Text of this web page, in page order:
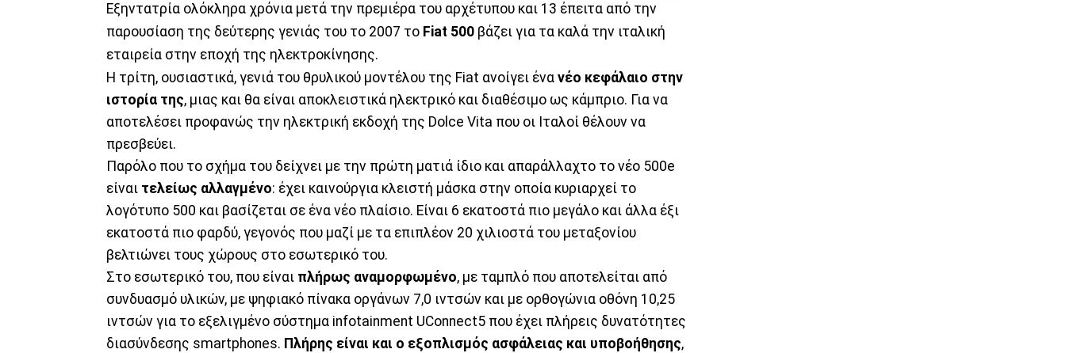
Εξηντατρία ολόκληρα χρόνια μετά την πρεμιέρα του αρχέτυπου και 13 έπειτα από την
παρουσίαση της δεύτερης γενιάς του το 2007 το Fiat 500 βάζει για τα καλά την ιταλική
εταιρεία στην εποχή της ηλεκτροκίνησης.
Η τρίτη, ουσιαστικά, γενιά του θρυλικού μοντέλου της Fiat ανοίγει ένα νέο κεφάλαιο στην
ιστορία της, μιας και θα είναι αποκλειστικά ηλεκτρικό και διαθέσιμο ως κάμπριο. Για να
αποτελέσει προφανώς την ηλεκτρική εκδοχή της Dolce Vita που οι Ιταλοί θέλουν να
πρεσβεύει.
Παρόλο που το σχήμα του δείχνει με την πρώτη ματιά ίδιο και απαράλλαχτο το νέο 500e
είναι τελείως αλλαγμένο: έχει καινούργια κλειστή μάσκα στην οποία κυριαρχεί το
λογότυπο 500 και βασίζεται σε ένα νέο πλαίσιο. Είναι 6 εκατοστά πιο μεγάλο και άλλα έξι
εκατοστά πιο φαρδύ, γεγονός που μαζί με τα επιπλέον 20 χιλιοστά του μεταξονίου
βελτιώνει τους χώρους στο εσωτερικό του.
Στο εσωτερικό του, που είναι πλήρως αναμορφωμένο, με ταμπλό που αποτελείται από
συνδυασμό υλικών, με ψηφιακό πίνακα οργάνων 7,0 ιντσών και με ορθογώνια οθόνη 10,25
ιντσών για το εξελιγμένο σύστημα infotainment UConnect5 που έχει πλήρεις δυνατότητες
διασύνδεσης smartphones. Πλήρης είναι και ο εξοπλισμός ασφάλειας και υποβοήθησης,